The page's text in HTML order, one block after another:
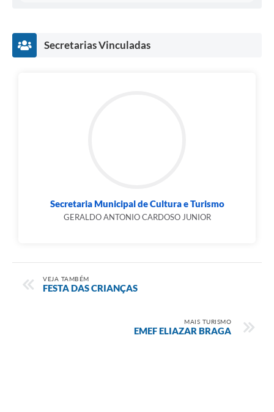
Secretarias Vinculadas
Secretaria Municipal de Cultura e Turismo
GERALDO ANTONIO CARDOSO JUNIOR
VEJA TAMBÉM
FESTA DAS CRIANÇAS
MAIS TURISMO
EMEF ELIAZAR BRAGA